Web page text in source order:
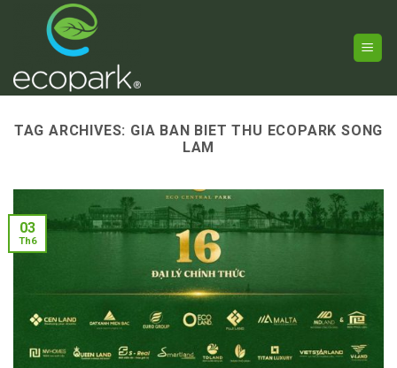
TAG ARCHIVES: GIA BAN BIET THU ECOPARK SONG
LAM
03
Th6